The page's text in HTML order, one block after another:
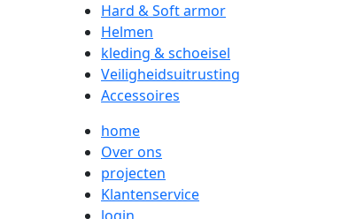
Hard & Soft armor
Helmen
kleding & schoeisel
Veiligheidsuitrusting
Accessoires
home
Over ons
projecten
Klantenservice